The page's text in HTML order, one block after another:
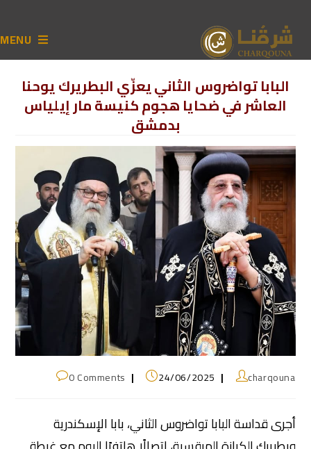
MENU
البابا تواضروس الثاني يعزّي البطريرك يوحنا
العاشر في ضحايا هجوم كنيسة مار إيلياس
بدمشق
charqouna
24/06/2025
0 Comments
أجرى قداسة البابا تواضروس الثاني، بابا الإسكندرية